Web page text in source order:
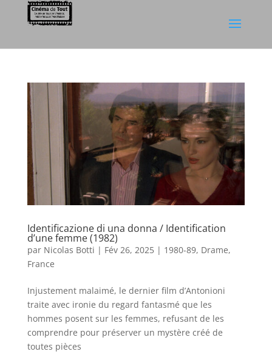
Identificazione di una donna / Identification
d’une femme (1982)
par Nicolas Botti | Fév 26, 2025| 1980-89, Drame,
France
Injustement malaimé, le dernier film d’Antonioni
traite avec ironie du regard fantasmé que les
hommes posent sur les femmes, refusant de les
comprendre pour préserver un mystère créé de
toutes pièces